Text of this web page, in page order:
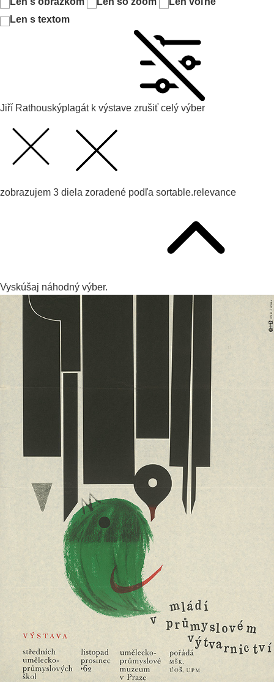
Len s textom
Jiří Rathouskýplagát k výstave zrušiť celý výber
zobrazujem 3 diela zoradené podľa sortable.relevance
Vyskúšaj náhodný výber.